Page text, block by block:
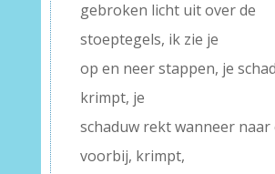
gebroken licht uit over de
stoeptegels, ik zie je
op en neer stappen, je
krimpt, je
schaduw rekt wanneer naar
voorbij, krimpt,